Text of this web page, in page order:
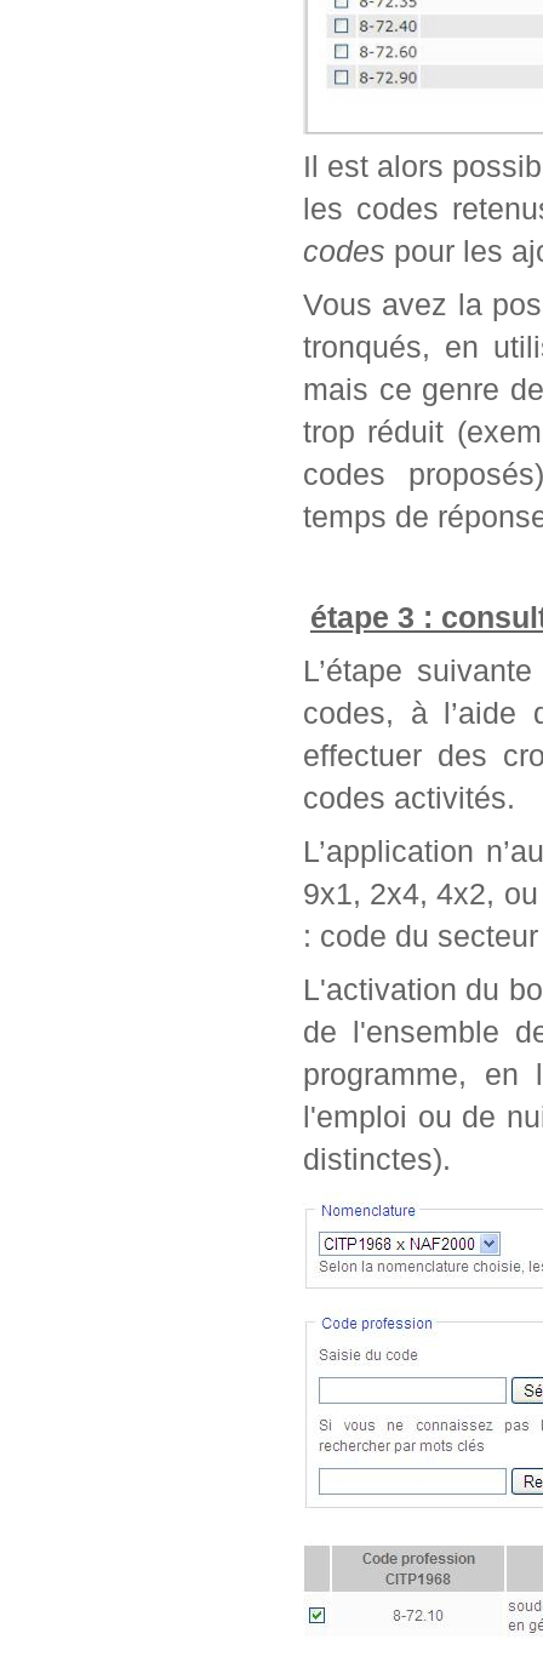
Il est alors
les codes
codes pour les
Vous avez la
tronqués, en
mais ce genre
trop réduit
codes
temps de
étape 3 :
L’étape
codes, à l’aide
effectuer des
codes activités.
L’application
9x1, 2x4, 4x2,
: code du
L'activation du
de l'ensemble
programme, en
l'emploi ou de
distinctes).